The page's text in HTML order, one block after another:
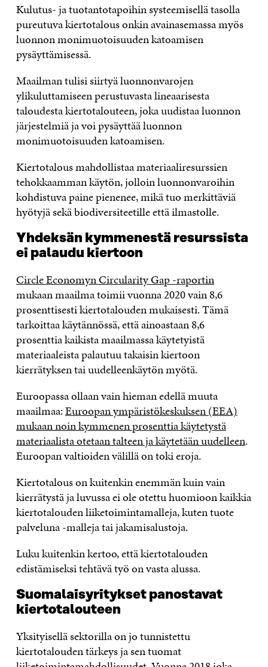
Kulutus- ja tuotantotapoihin systeemisellä tasolla
pureutuva kiertotalous onkin avainasemassa myös
luonnon monimuotoisuuden katoamisen
pysäyttämisessä.
Maailman tulisi siirtyä luonnonvarojen
ylikuluttamiseen perustuvasta lineaarisesta
taloudesta kiertotalouteen, joka uudistaa luonnon
järjestelmiä ja voi pysäyttää luonnon
monimuotoisuuden katoamisen.
Kiertotalous mahdollistaa materiaaliresurssien
tehokkaamman käytön, jolloin luonnonvaroihin
kohdistuva paine pienenee, mikä tuo merkittäviä
hyötyjä sekä biodiversiteetille että ilmastolle.
Yhdeksän kymmenestä resurssista
ei palaudu kiertoon
Circle Economyn Circularity Gap -raportin
mukaan maailma toimii vuonna 2020 vain 8,6
prosenttisesti kiertotalouden mukaisesti. Tämä
tarkoittaa käytännössä, että ainoastaan 8,6
prosenttia kaikista maailmassa käytetyistä
materiaaleista palautuu takaisin kiertoon
kierrätyksen tai uudelleenkäytön myötä.
Euroopassa ollaan vain hieman edellä muuta
maailmaa:Euroopan ympäristökeskuksen (EEA)
mukaan noin kymmenen prosenttia käytetystä
materiaalista otetaan talteen ja käytetään uudelleen.
Euroopan valtioiden välillä on toki eroja.
Kiertotalous on kuitenkin enemmän kuin vain
kierrätystä ja luvussa ei ole otettu huomioon kaikkia
kiertotalouden liiketoimintamalleja, kuten tuote
palveluna -malleja tai jakamisalustoja.
Luku kuitenkin kertoo, että kiertotalouden
edistämiseksi tehtävä työ on vasta alussa.
Suomalaisyritykset panostavat
kiertotalouteen
Yksityisellä sektorilla on jo tunnistettu
kiertotalouden tärkeys ja sen tuomat